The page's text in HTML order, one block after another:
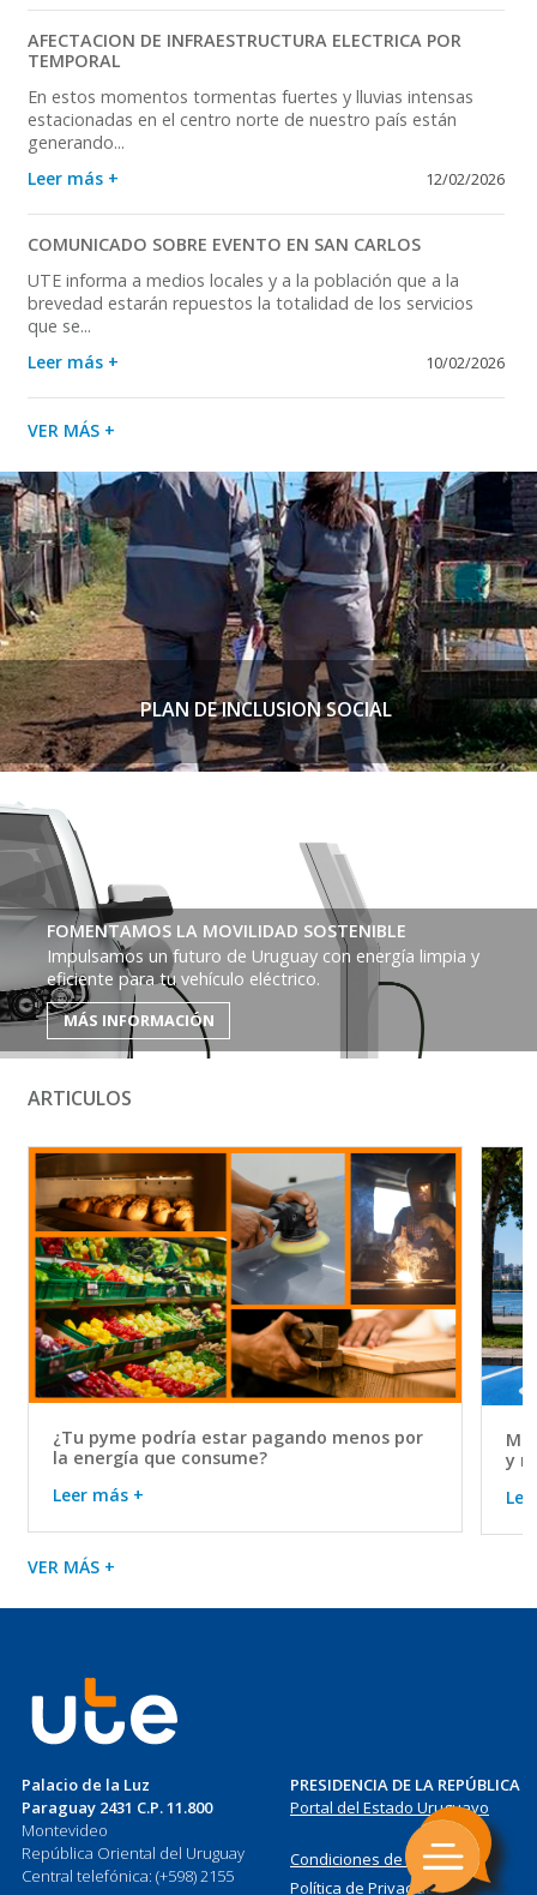
AFECTACION DE INFRAESTRUCTURA ELECTRICA POR
TEMPORAL
En estos momentos tormentas fuertes y lluvias intensas
estacionadas en el centro norte de nuestro país están
generando...
Leer más +
12/02/2026
COMUNICADO SOBRE EVENTO EN SAN CARLOS
UTE informa a medios locales y a la población que a la
brevedad estarán repuestos la totalidad de los servicios
que se...
Leer más +
10/02/2026
VER MÁS +
PLAN DE INCLUSION SOCIAL
FOMENTAMOS LA MOVILIDAD SOSTENIBLE
Impulsamos un futuro de Uruguay con energía limpia y
eficiente para tu vehículo eléctrico.
MÁS INFORMACIÓN
ARTICULOS
¿Tu pyme podría estar pagando menos por
la energía que consume?
Leer más +
y
VER MÁS +
Palacio de la Luz
Paraguay 2431 C.P. 11.800
Montevideo
República Oriental del Uruguay
Central telefónica: (+598) 2155
PRESIDENCIA DE LA REPÚBLICA
Portal del Estado Uruguayo
Condiciones de Uso
Política de Privacidad